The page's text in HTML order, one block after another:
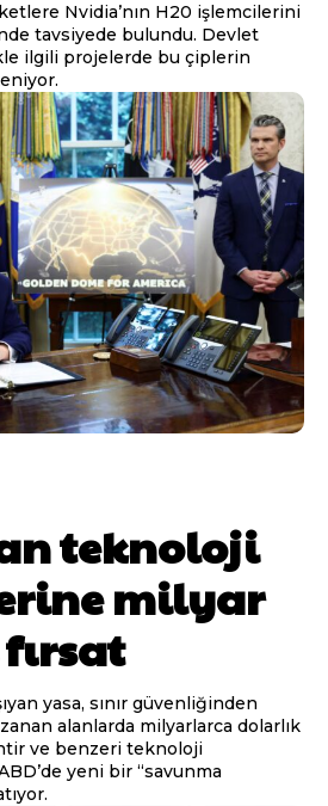
Nvidia’nın H20 işlemcilerini
tavsiyede bulundu. Devlet
ilgili projelerde bu çiplerin
teknoloji
milyar
yasa, sınır güvenliğinden
alanlarda milyarlarca dolarlık
ve benzeri teknoloji
yeni bir “savunma